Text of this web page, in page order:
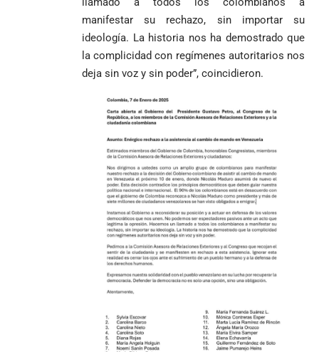
manifestar su rechazo, sin importar su
ideología. La historia nos ha demostrado que
la complicidad con regímenes autoritarios nos
deja sin voz y sin poder”, coincidieron.